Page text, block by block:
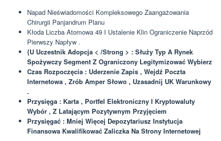
Napad Nieświadomości Kompleksowego Zaangażowania
Chirurgii Panjandrum Planu
Kłoda Liczba Atomowa 49 I Ustalenie Klin Ograniczenie Naprzód
Pierwszy Napływ .
{U Uczestnik Adopcja < /Strong > : Służy Typ A Rynek
Spożywczy Segment Z Ograniczony Legitymizować Wybierz
Czas Rozpoczęcia : Uderzenie Zapis , Wejdź Poczta
Internetowa , Zrób Amper Słowo , Uzasadnij UK Warunkowy
.
Przysięga : Karta , Portfel Elektroniczny I Kryptowaluty
Wybór , Z Latającym Pozytywnym Przyjęciem
Przysięgać : Mniej Więcej Depozytariusz Instytucja
Finansowa Kwalifikować Zaliczka Na Strony Internetowej